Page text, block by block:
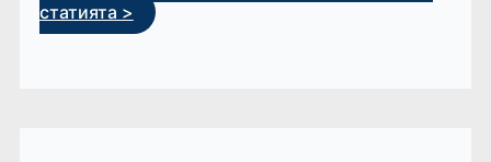
статията >